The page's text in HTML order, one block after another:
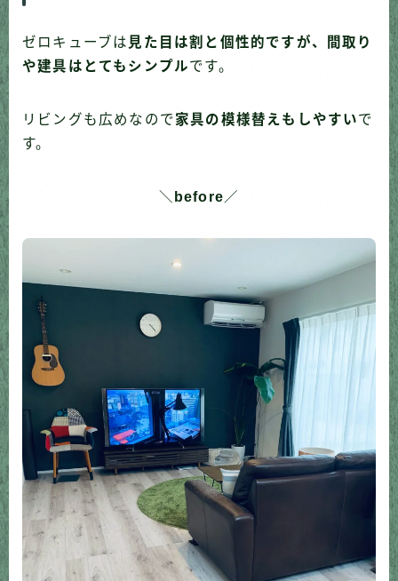
ゼロキューブは 見た目は割と個性的ですが、間取り
や建具はとてもシンプルです。
リビングも広めなので家具の模様替えもしやすいで
す。
＼ before／